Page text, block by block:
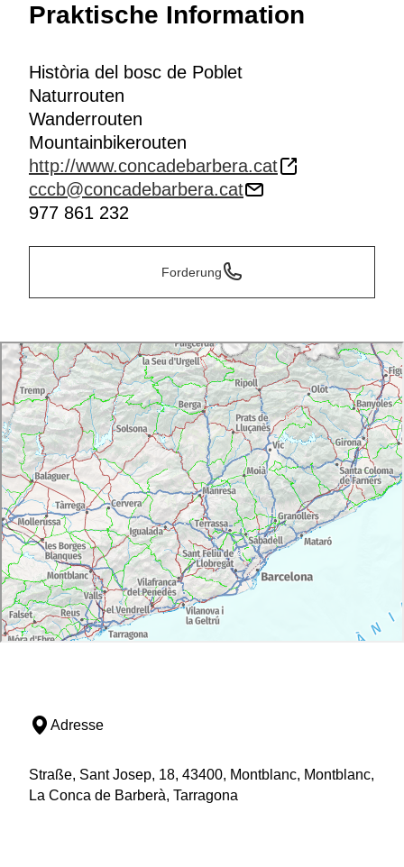
Praktische Information
Història del bosc de Poblet
Naturrouten
Wanderrouten
Mountainbikerouten
http://www.concadebarbera.cat
cccb@concadebarbera.cat
977 861 232
Forderung
Adresse
Straße, Sant Josep, 18, 43400, Montblanc, Montblanc,
La Conca de Barberà, Tarragona